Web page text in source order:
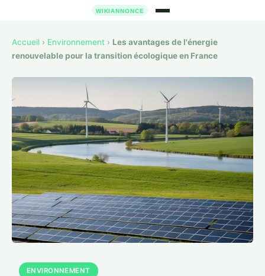
Accueil › Environnement › Les avantages de l'énergie
renouvelable pour la transition écologique en France
ENVIRONNEMENT